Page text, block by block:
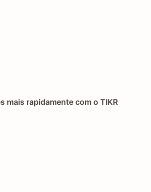
mais rapidamente com o TIKR